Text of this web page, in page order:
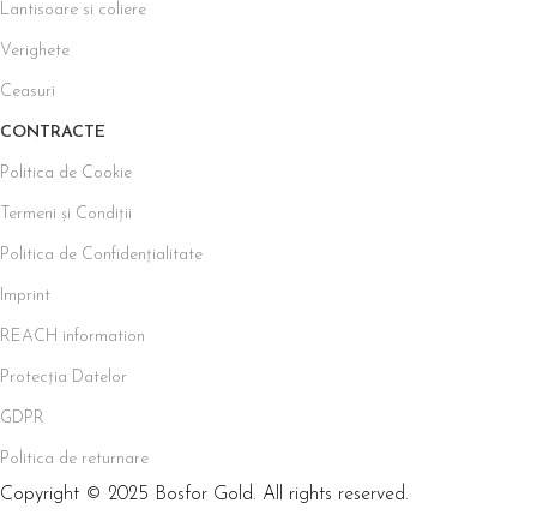
Lantisoare si coliere
Verighete
Ceasuri
CONTRACTE
Politica de Cookie
Termeni și Condiții
Politica de Confidențialitate
Imprint
REACH information
Protecția Datelor
GDPR
Politica de returnare
Copyright © 2025 Bosfor Gold. All rights reserved.